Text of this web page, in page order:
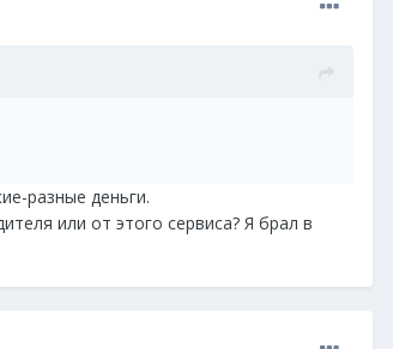
разные деньги.
или от этого сервиса? Я брал в